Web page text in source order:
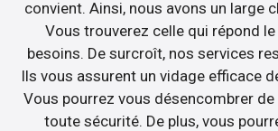
convient. Ainsi, nous avons un large
Vous trouverez celle qui répond
besoins. De surcroît, nos services
Ils vous assurent un vidage efficace
Vous pourrez vous désencombrer
toute sécurité. De plus, vous